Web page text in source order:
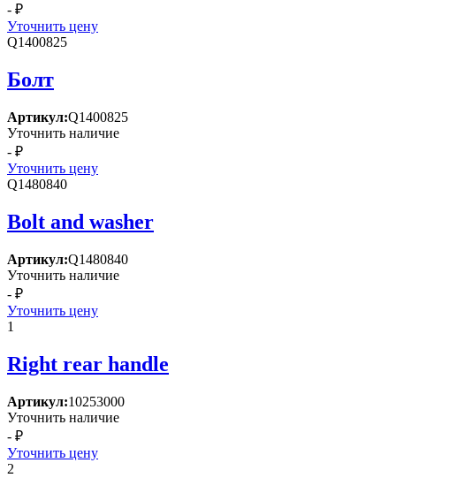
- ₽
Уточнить цену
Q1400825
Болт
Артикул:Q1400825
Уточнить наличие
- ₽
Уточнить цену
Q1480840
Bolt and washer
Артикул:Q1480840
Уточнить наличие
- ₽
Уточнить цену
1
Right rear handle
Артикул:10253000
Уточнить наличие
- ₽
Уточнить цену
2